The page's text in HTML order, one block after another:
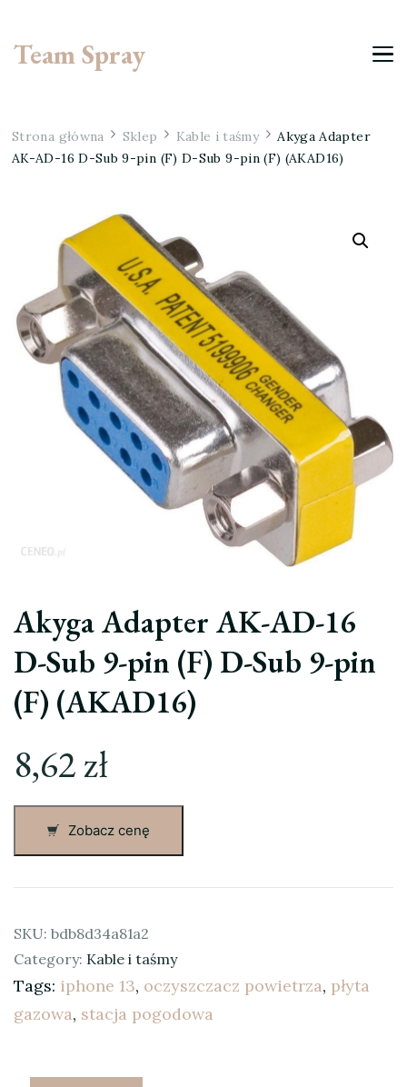
Team Spray
Strona główna Sklep Kable i taśmy
Akyga Adapter
AK-AD-16 D-Sub 9-pin (F) D-Sub 9-pin (F) (AKAD16)
Akyga Adapter AK-AD-16
D-Sub 9-pin (F) D-Sub 9-pin
(F) (AKAD16)
8,62zł
Zobacz cenę
SKU: bdb8d34a81a2
Category: Kable i taśmy
Tags: iphone 13, oczyszczacz powietrza, płyta
gazowa, stacja pogodowa